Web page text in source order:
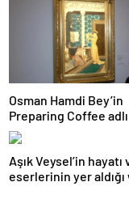
Osman Hamdi Bey’in
Preparing Coffee
75 milyon liraya satışa
sunuldu
Aşık Veysel’in hayatı
eserlerinin yer aldığı